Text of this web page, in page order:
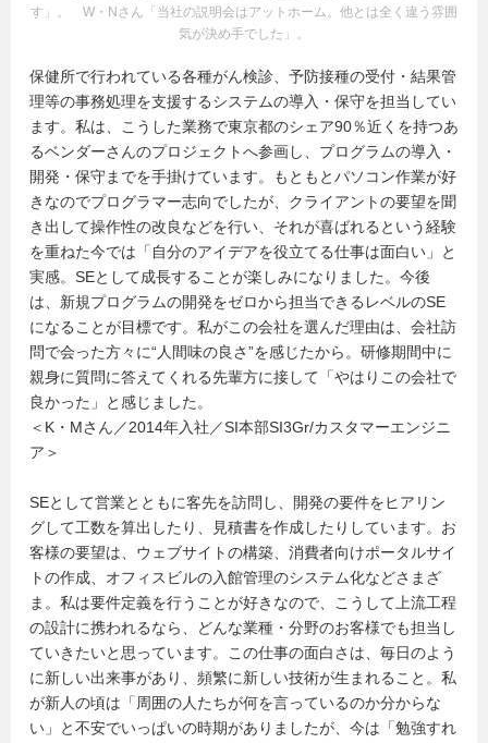
す」。 W・Nさん「当社の説明会はアットホーム。他とは全く違う雰囲
気が決め手でした」。
保健所で行われている各種がん検診、予防接種の受付・結果管
理等の事務処理を支援するシステムの導入・保守を担当してい
ます。私は、こうした業務で東京都のシェア90％近くを持つあ
るベンダーさんのプロジェクトへ参画し、プログラムの導入・
開発・保守までを手掛けています。もともとパソコン作業が好
きなのでプログラマー志向でしたが、クライアントの要望を聞
き出して操作性の改良などを行い、それが喜ばれるという経験
を重ねた今では「自分のアイデアを役立てる仕事は面白い」と
実感。SEとして成長することが楽しみになりました。今後
は、新規プログラムの開発をゼロから担当できるレベルのSE
になることが目標です。私がこの会社を選んだ理由は、会社訪
問で会った方々に“人間味の良さ”を感じたから。研修期間中に
親身に質問に答えてくれる先輩方に接して「やはりこの会社で
良かった」と感じました。
＜K・Mさん／2014年入社／SI本部SI3Gr/カスタマーエンジニ
ア＞
SEとして営業とともに客先を訪問し、開発の要件をヒアリン
グして工数を算出したり、見積書を作成したりしています。お
客様の要望は、ウェブサイトの構築、消費者向けポータルサイ
トの作成、オフィスビルの入館管理のシステム化などさまざ
ま。私は要件定義を行うことが好きなので、こうして上流工程
の設計に携われるなら、どんな業種・分野のお客様でも担当し
ていきたいと思っています。この仕事の面白さは、毎日のよう
に新しい出来事があり、頻繁に新しい技術が生まれること。私
が新人の頃は「周囲の人たちが何を言っているのか分からな
い」と不安でいっぱいの時期がありましたが、今は「勉強すれ